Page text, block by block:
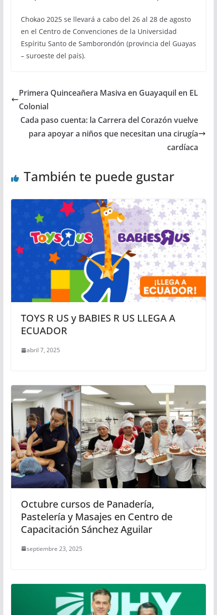
Chokao 2025 se llevará a cabo del 26 al 28 de agosto
en el Centro de Convenciones de la Universidad
Espíritu Santo de Samborondón (provincia del Guayas
– suroeste del país).
Primera Quinceañera Masiva en Guayaquil en EL
Colonial
Cada paso cuenta: la Carrera del Corazón vuelve
para apoyar a niños que necesitan una cirugía
cardíaca
También te puede gustar
TOYS R US y BABIES R US LLEGA A
ECUADOR
abril 7, 2025
Octubre cursos de Panadería,
Pastelería y Masajes en Centro de
Capacitación Sánchez Aguilar
septiembre 23, 2025